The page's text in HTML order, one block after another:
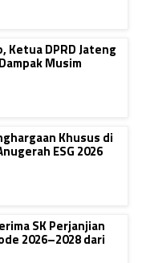
Ketua DPRD Jateng
Musim
Khusus di
ESG 2026
SK Perjanjian
2026–2028 dari